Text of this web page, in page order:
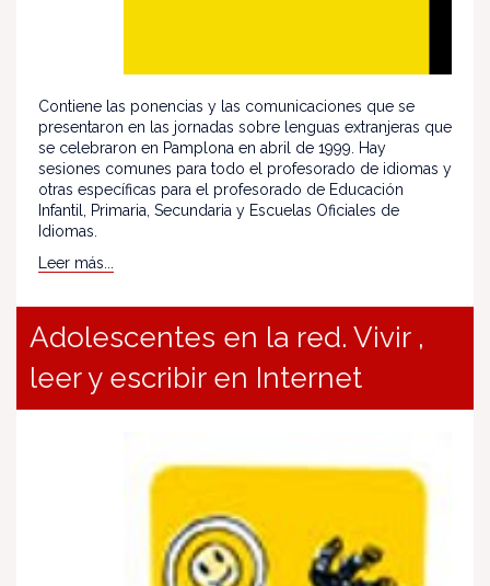
Contiene las ponencias y las comunicaciones que se
presentaron en las jornadas sobre lenguas extranjeras que
se celebraron en Pamplona en abril de 1999. Hay
sesiones comunes para todo el profesorado de idiomas y
otras específicas para el profesorado de Educación
Infantil, Primaria, Secundaria y Escuelas Oficiales de
Idiomas.
Leer más...
Adolescentes en la red. Vivir ,
leer y escribir en Internet